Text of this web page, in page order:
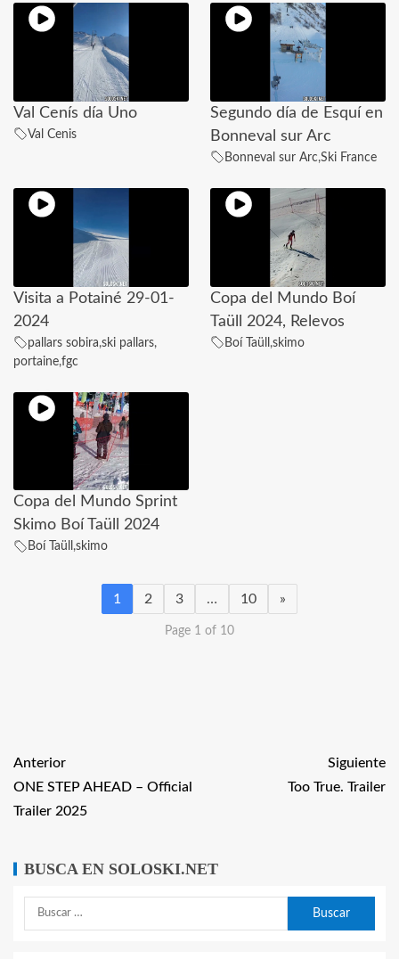
Val Cenís día Uno
Val Cenis
Segundo día de Esquí en
Bonneval sur Arc
Bonneval sur Arc,Ski France
Visita a Potainé 29-01-
2024
pallars sobira,ski pallars,
portaine,fgc
Copa del Mundo Boí
Taüll 2024, Relevos
Boí Taüll ,skimo
Copa del Mundo Sprint
Skimo Boí Taüll 2024
Boí Taüll ,skimo
1 2 3 … 10 »
Page 1 of 10
Anterior
ONE STEP AHEAD – Official
Trailer 2025
Siguiente
Too True. Trailer
BUSCA EN SOLOSKI.NET